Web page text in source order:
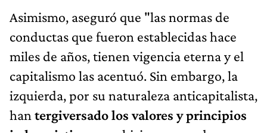
Asimismo, aseguró que "las normas de
conductas que fueron establecidas hace
miles de años, tienen vigencia eterna y el
capitalismo las acentuó. Sin embargo, la
izquierda, por su naturaleza anticapitalista,
han tergiversado los valores y principios